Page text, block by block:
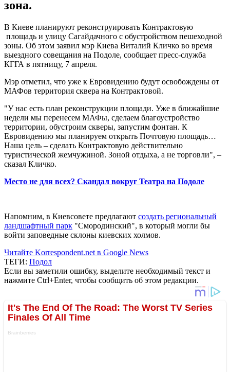
зона.
В Киеве планируют реконструировать Контрактовую
площадь и улицу Сагайдачного с обустройством пешеходной
зоны. Об этом заявил мэр Киева Виталий Кличко во время
выездного совещания на Подоле, сообщает пресс-служба
КГГА в пятницу, 7 апреля.
Мэр отметил, что уже к Евровидению будут освобождены от
МАФов территория сквера на Контрактовой.
"У нас есть план реконструкции площади. Уже в ближайшие
недели мы перенесем МАФы, сделаем благоустройство
территории, обустроим скверы, запустим фонтан. К
Евровидению мы планируем открыть Почтовую площадь…
Наша цель – сделать Контрактовую действительно
туристической жемчужиной. Зоной отдыха, а не торговли", –
сказал Кличко.
Место не для всех? Скандал вокруг Театра на Подоле
Напомним, в Киевсовете предлагают создать региональный
ландшафтный парк "Смородинский", в который могли бы
войти заповедные склоны киевских холмов.
Читайте Korrespondent.net в Google News
ТЕГИ: Подол
Если вы заметили ошибку, выделите необходимый текст и
нажмите Ctrl+Enter, чтобы сообщить об этом редакции.